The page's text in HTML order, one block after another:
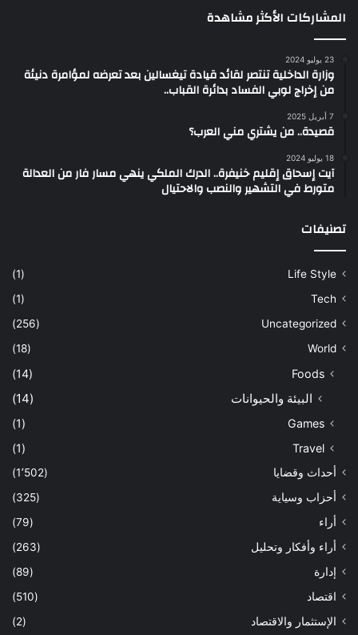
المشاركات الأكثر مشاهدة
23 يوليو 2024
وزارة الداخلية تنتصر لقائد قيادة تيغسالين بعد تعرضه لمؤامرة دنيئة
من إخراج لوبي الفساد بدائرة القباب..
7 أبريل 2025
قصيدة.. من يشتري مني العرب؟
18 يوليو 2024
آيت إسحاق إقليم خنيفرة.. الدرك الملكي ينهي مسار فار من العدالة
متورط في التشهير والنصب والاحتيال
تصنيفات
Life Style
(1)
Tech
(1)
Uncategorized
(256)
World
(18)
Foods
(14)
البيئة والحيوانات (14)
Games
(1)
Travel
(1)
أحداث وقضايا
(1٬502)
أحزاب وسياية
(325)
أراء
(79)
أراء وأفكار وتحليل
(263)
إدارة
(89)
اقتصاد
(510)
الإستثمار والاقتصاد
(2)